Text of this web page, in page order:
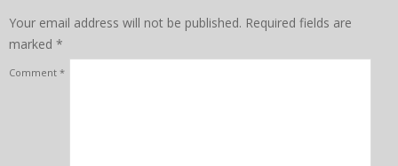
Your email address will not be published. Required fields are
marked *
Comment *